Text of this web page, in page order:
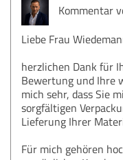
Kommentar
Liebe Frau
herzlichen Dank für
Bewertung und Ihre
mich sehr, dass Sie
sorgfältigen
Lieferung Ihrer
Für mich gehören